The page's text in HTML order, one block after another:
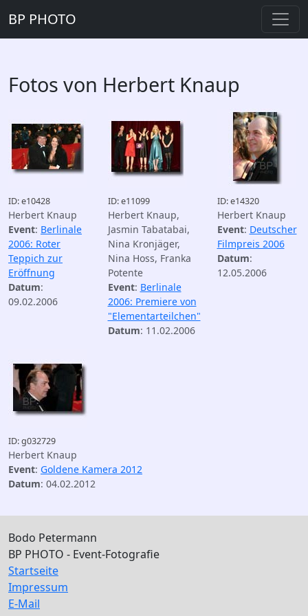
BP PHOTO
Fotos von Herbert Knaup
ID: e10428
Herbert Knaup
Event: Berlinale
2006: Roter
Teppich zur
Eröffnung
Datum:
09.02.2006
ID: e11099
Herbert Knaup,
Jasmin Tabatabai,
Nina Kronjäger,
Nina Hoss, Franka
Potente
Event: Berlinale
2006: Premiere von
"Elementarteilchen"
Datum: 11.02.2006
ID: e14320
Herbert Knaup
Event: Deutscher
Filmpreis 2006
Datum:
12.05.2006
ID: g032729
Herbert Knaup
Event: Goldene Kamera 2012
Datum: 04.02.2012
Bodo Petermann
BP PHOTO - Event-Fotografie
Startseite
Impressum
E-Mail